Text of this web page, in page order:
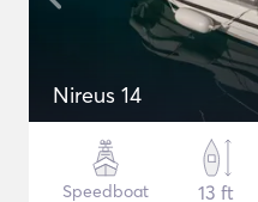
Nireus 14
Speedboat
13 ft